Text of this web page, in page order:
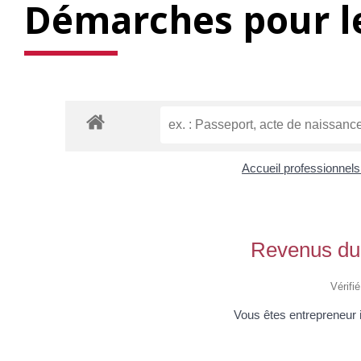
Démarches pour
Accueil professionnels
Revenus
Vous êtes